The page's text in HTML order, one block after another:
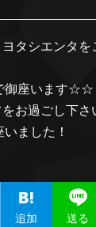
タシエンタを
御座います☆☆
お過ごし下さ
ました！
追加 送る